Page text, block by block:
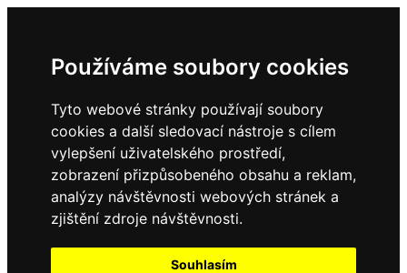
Používáme soubory cookies
Tyto webové stránky používají soubory
cookies a další sledovací nástroje s cílem
vylepšení uživatelského prostředí,
zobrazení přizpůsobeného obsahu a reklam,
analýzy návštěvnosti webových stránek a
zjištění zdroje návštěvnosti.
Souhlasím